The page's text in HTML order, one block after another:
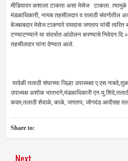
मीडियावर कशाला टाकता असा मेसेज टाकला. त्यामुळे
मंडळाधिकारी, नायब तहसीलदार व तलाठी
बेजबाबदार मेसेज टाकणारे रामदास जगताप यांची त्वरित
टप्प्याटप्प्याने या संदर्भात आंदोलन करण्याचे निवेदन
तहसीलदार यांना देण्यात आले.
यावेळी तलाठी संघाच्या जिल्हा उपाध्यक्षा
उपाध्यक्ष अशोक भातभागे,मंडळाधिकारी
कदम,तलाठी शेवाळे, काळे, जगताप, जोगदंड आदीसह
Share to:
Next